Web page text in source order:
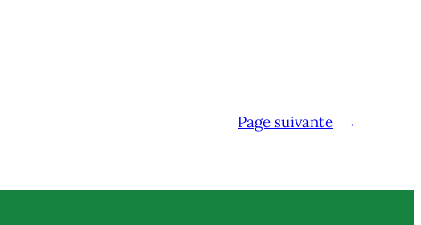
Page suivante →